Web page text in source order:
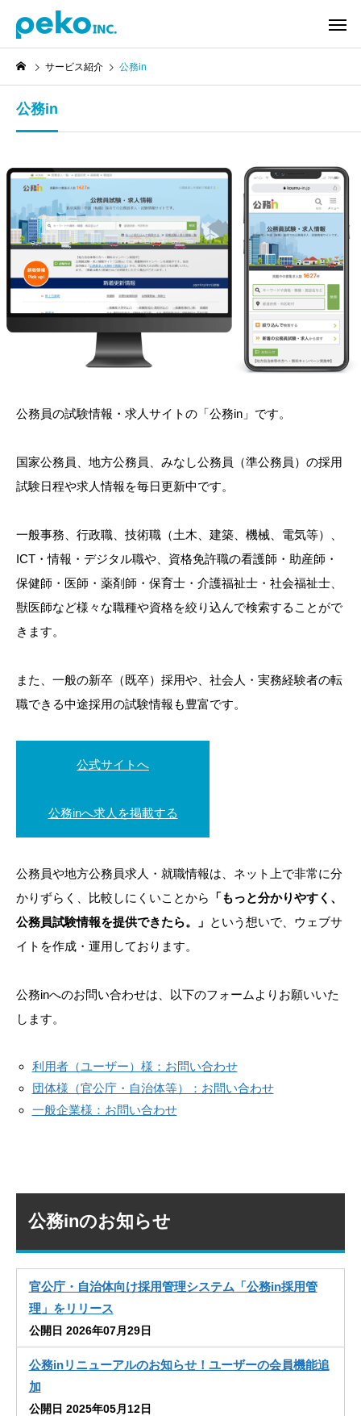
サービス紹介 公務in
公務in
公務員の試験情報・求人サイトの「公務in」です。
国家公務員、地方公務員、みなし公務員（準公務員）の採用
試験日程や求人情報を毎日更新中です。
一般事務、行政職、技術職（土木、建築、機械、電気等）、
ICT・情報・デジタル職や、資格免許職の看護師・助産師・
保健師・医師・薬剤師・保育士・介護福祉士・社会福祉士、
獣医師など様々な職種や資格を絞り込んで検索することがで
きます。
また、一般の新卒（既卒）採用や、社会人・実務経験者の転
職できる中途採用の試験情報も豊富です。
公式サイトへ
公務inへ求人を掲載する
公務員や地方公務員求人・就職情報は、ネット上で非常に分
かりずらく、比較しにくいことから
「もっと分かりやすく、
公務員試験情報を提供できたら。」 という想いで、ウェブサ
イトを作成・運用しております。
公務inへのお問い合わせは、以下のフォームよりお願いいた
します。
利用者（ユーザー）様：お問い合わせ
団体様（官公庁・自治体等）：お問い合わせ
一般企業様：お問い合わせ
公務inのお知らせ
官公庁・自治体向け採用管理システム「公務in採用管
理」をリリース
公開日 2026年07月29日
公務inリニューアルのお知らせ！ユーザーの会員機能追
加
公開日 2025年05月12日